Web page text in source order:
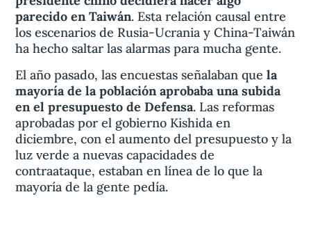
parecido en Taiwán. Esta relación causal entre
los escenarios de Rusia-Ucrania y China-Taiwán
ha hecho saltar las alarmas para mucha gente.
El año pasado, las encuestas señalaban quela
mayoría de la población aprobaba una subida
en el presupuesto de Defensa. Las reformas
aprobadas por el gobierno Kishida en
diciembre, con el aumento del presupuesto y la
luz verde a nuevas capacidades de
contraataque, estaban en línea de lo que la
mayoría de la gente pedía.